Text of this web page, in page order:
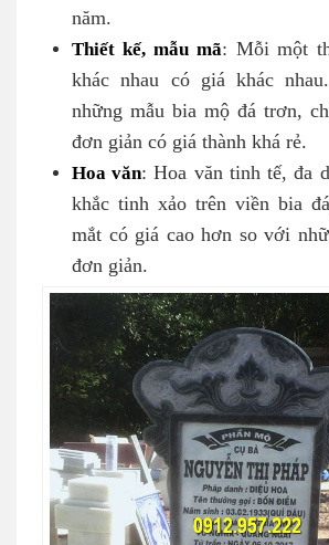
năm.
Thiết kế, mẫu mã: Mỗi một
khác nhau có giá khác
những mẫu bia mộ đá trơn,
đơn giản có giá thành khá rẻ.
Hoa văn: Hoa văn tinh tế, đa
khắc tinh xảo trên viền bia
mắt có giá cao hơn so với
đơn giản.